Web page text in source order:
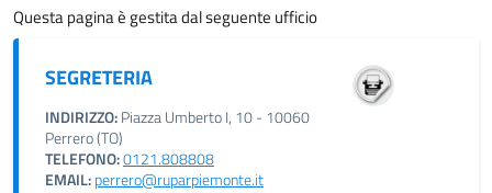
Questa pagina è gestita dal seguente ufficio
SEGRETERIA
INDIRIZZO:Piazza Umberto I, 10 - 10060
Perrero (TO)
TELEFONO:0121.808808
EMAIL:perrero@ruparpiemonte.it